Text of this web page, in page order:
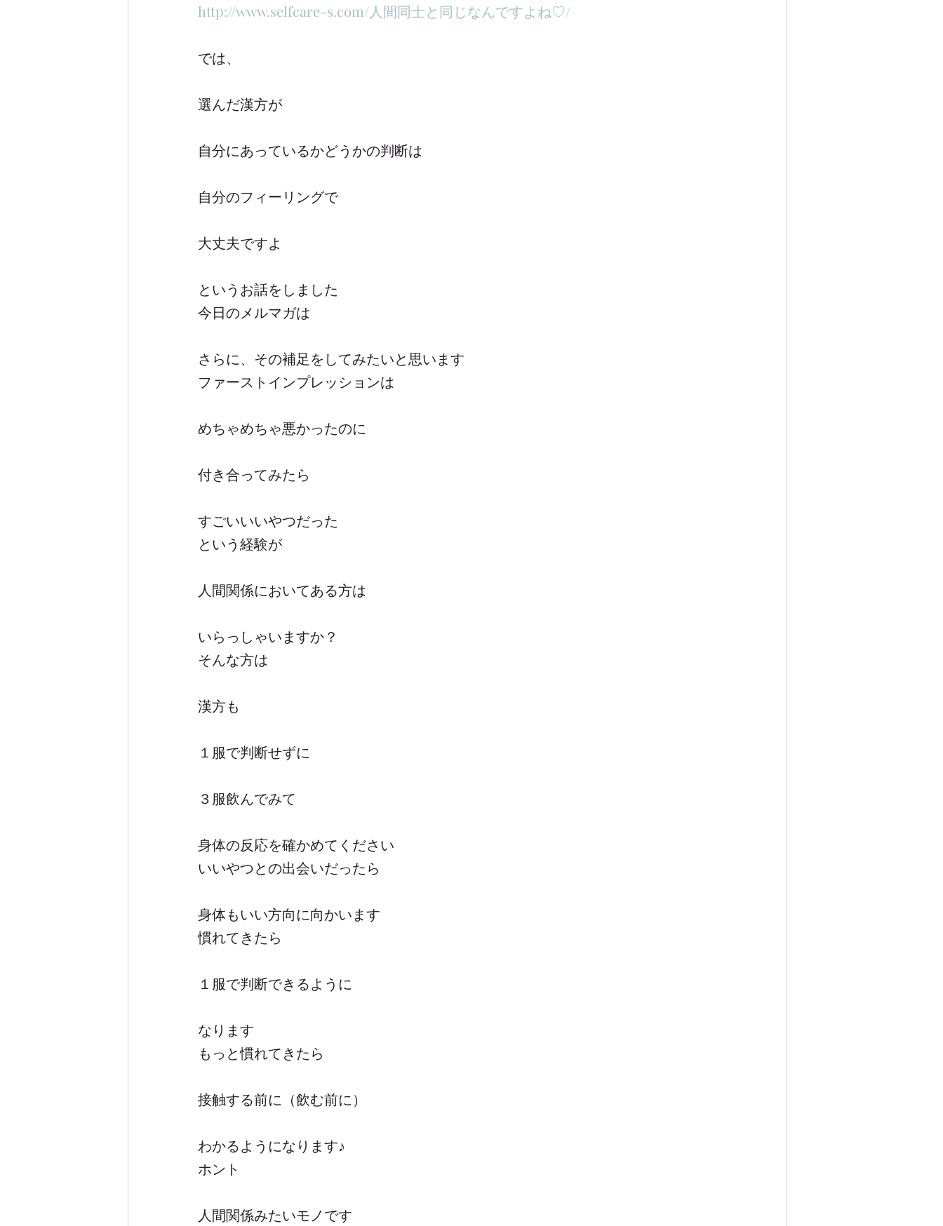
http://www.selfcare-s.com/人間同士と同じなんですよね♡/
では、
選んだ漢方が
自分にあっているかどうかの判断は
自分のフィーリングで
大丈夫ですよ
というお話をしました
今日のメルマガは
さらに、その補足をしてみたいと思います
ファーストインプレッションは
めちゃめちゃ悪かったのに
付き合ってみたら
すごいいいやつだった
という経験が
人間関係においてある方は
いらっしゃいますか？
そんな方は
漢方も
１服で判断せずに
３服飲んでみて
身体の反応を確かめてください
いいやつとの出会いだったら
身体もいい方向に向かいます
慣れてきたら
１服で判断できるように
なります
もっと慣れてきたら
接触する前に（飲む前に）
わかるようになります♪
ホント
人間関係みたいモノです